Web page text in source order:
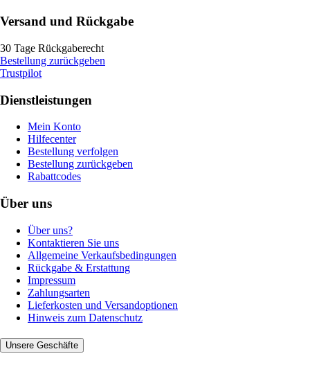
Versand und Rückgabe
30 Tage Rückgaberecht
Bestellung zurückgeben
Trustpilot
Dienstleistungen
Mein Konto
Hilfecenter
Bestellung verfolgen
Bestellung zurückgeben
Rabattcodes
Über uns
Über uns?
Kontaktieren Sie uns
Allgemeine Verkaufsbedingungen
Rückgabe & Erstattung
Impressum
Zahlungsarten
Lieferkosten und Versandoptionen
Hinweis zum Datenschutz
Unsere Geschäfte